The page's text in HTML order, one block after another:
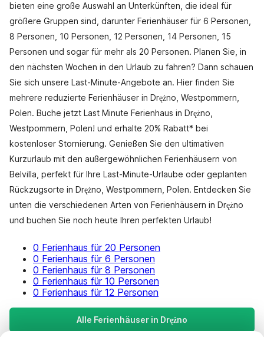
bieten eine große Auswahl an Unterkünften, die ideal für
größere Gruppen sind, darunter Ferienhäuser für 6 Personen,
8 Personen, 10 Personen, 12 Personen, 14 Personen, 15
Personen und sogar für mehr als 20 Personen. Planen Sie, in
den nächsten Wochen in den Urlaub zu fahren? Dann schauen
Sie sich unsere Last-Minute-Angebote an. Hier finden Sie
mehrere reduzierte Ferienhäuser in Drężno, Westpommern,
Polen. Buche jetzt Last Minute Ferienhaus in Drężno,
Westpommern, Polen! und erhalte 20% Rabatt* bei
kostenloser Stornierung. Genießen Sie den ultimativen
Kurzurlaub mit den außergewöhnlichen Ferienhäusern von
Belvilla, perfekt für Ihre Last-Minute-Urlaube oder geplanten
Rückzugsorte in Drężno, Westpommern, Polen. Entdecken Sie
unten die verschiedenen Arten von Ferienhäusern in Drężno
und buchen Sie noch heute Ihren perfekten Urlaub!
0 Ferienhaus für 20 Personen
0 Ferienhaus für 6 Personen
0 Ferienhaus für 8 Personen
0 Ferienhaus für 10 Personen
0 Ferienhaus für 12 Personen
Alle Ferienhäuser in Drężno